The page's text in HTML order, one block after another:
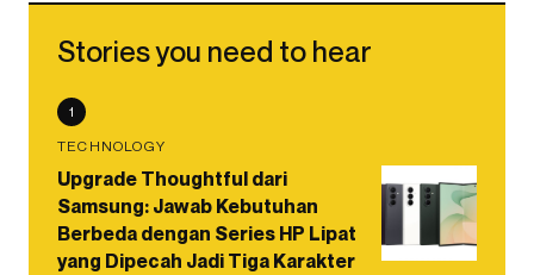
Stories you need to hear
1
TECHNOLOGY
Upgrade Thoughtful dari
Samsung: Jawab Kebutuhan
Berbeda dengan Series HP Lipat
yang Dipecah Jadi Tiga Karakter